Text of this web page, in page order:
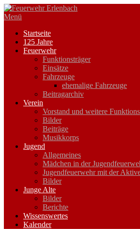
Zum
Inhalt
Menü
Startseite
125 Jahre
Feuerwehr
Funktionsträger
Einsätze
Fahrzeuge
ehemalige Fahrzeuge
Beitragarchiv
Verein
Vorstand und weitere
Bilder
Beiträge
Musikkorps
Jugend
Allgemeines
Mädchen in der
Jugendfeuerwehr mit der
Bilder
Junge Alte
Bilder
Berichte
Wissenswertes
Kalender